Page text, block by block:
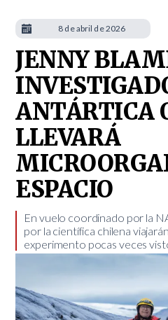
JENNY
ANTÁRTICA
LLEVARÁ
ESPACIO
En vuelo coordinado por la
por la científica chilena
experimento pocas veces
8 de abril de 2026